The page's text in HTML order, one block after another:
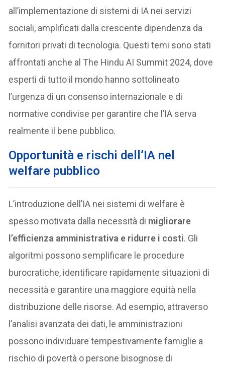
all’implementazione di sistemi di IA nei servizi
sociali, amplificati dalla crescente dipendenza da
fornitori privati di tecnologia. Questi temi sono stati
affrontati anche al The Hindu AI Summit 2024, dove
esperti di tutto il mondo hanno sottolineato
l’urgenza di un consenso internazionale e di
normative condivise per garantire che l’IA serva
realmente il bene pubblico.
Opportunità e rischi dell’IA nel
welfare pubblico
L’introduzione dell’IA nei sistemi di welfare è
spesso motivata dalla necessità di migliorare
l’efficienza amministrativa e ridurre i costi. Gli
algoritmi possono semplificare le procedure
burocratiche, identificare rapidamente situazioni di
necessità e garantire una maggiore equità nella
distribuzione delle risorse. Ad esempio, attraverso
l’analisi avanzata dei dati, le amministrazioni
possono individuare tempestivamente famiglie a
rischio di povertà o persone bisognose di